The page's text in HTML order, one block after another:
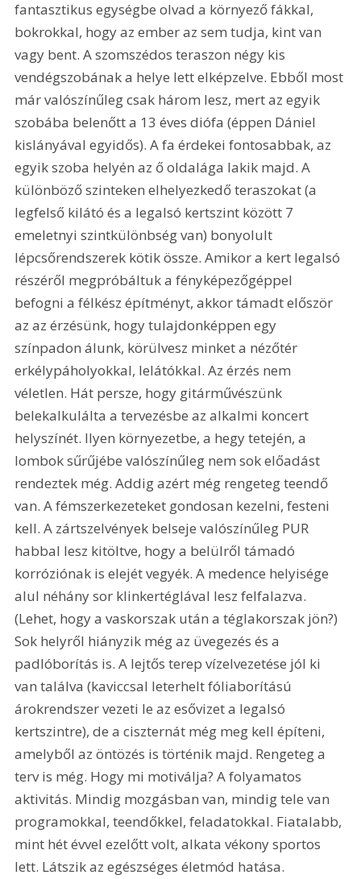
fantasztikus egységbe olvad a környező fákkal,
bokrokkal, hogy az ember az sem tudja, kint van
vagy bent. A szomszédos teraszon négy kis
vendégszobának a helye lett elképzelve. Ebből most
már valószínűleg csak három lesz, mert az egyik
szobába belenőtt a 13 éves diófa (éppen Dániel
kislányával egyidős). A fa érdekei fontosabbak, az
egyik szoba helyén az ő oldalága lakik majd. A
különböző szinteken elhelyezkedő teraszokat (a
legfelső kilátó és a legalsó kertszint között 7
emeletnyi szintkülönbség van) bonyolult
lépcsőrendszerek kötik össze. Amikor a kert legalsó
részéről megpróbáltuk a fényképezőgéppel
befogni a félkész építményt, akkor támadt először
az az érzésünk, hogy tulajdonképpen egy
színpadon álunk, körülvesz minket a nézőtér
erkélypáholyokkal, lelátókkal. Az érzés nem
véletlen. Hát persze, hogy gitárművészünk
belekalkulálta a tervezésbe az alkalmi koncert
helyszínét. Ilyen környezetbe, a hegy tetején, a
lombok sűrűjébe valószínűleg nem sok előadást
rendeztek még. Addig azért még rengeteg teendő
van. A fémszerkezeteket gondosan kezelni, festeni
kell. A zártszelvények belseje valószínűleg PUR
habbal lesz kitöltve, hogy a belülről támadó
korróziónak is elejét vegyék. A medence helyisége
alul néhány sor klinkertéglával lesz felfalazva.
(Lehet, hogy a vaskorszak után a téglakorszak jön?)
Sok helyről hiányzik még az üvegezés és a
padlóborítás is. A lejtős terep vízelvezetése jól ki
van találva (kaviccsal leterhelt fóliaborítású
árokrendszer vezeti le az esővizet a legalsó
kertszintre), de a ciszternát még meg kell építeni,
amelyből az öntözés is történik majd. Rengeteg a
terv is még. Hogy mi motiválja? A folyamatos
aktivitás. Mindig mozgásban van, mindig tele van
programokkal, teendőkkel, feladatokkal. Fiatalabb,
mint hét évvel ezelőtt volt, alkata vékony sportos
lett. Látszik az egészséges életmód hatása.